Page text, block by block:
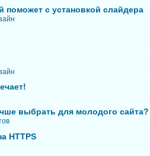
поможет с установкой слайдера
выбрать для молодого сайта?
HTTPS